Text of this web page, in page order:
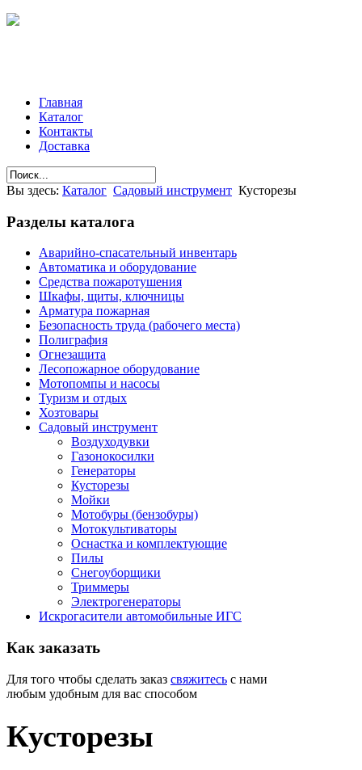
Главная
Каталог
Контакты
Доставка
Вы здесь: Каталог Садовый инструмент Кусторезы
Разделы каталога
Аварийно-спасательный инвентарь
Автоматика и оборудование
Средства пожаротушения
Шкафы, щиты, ключницы
Арматура пожарная
Безопасность труда (рабочего места)
Полиграфия
Огнезащита
Лесопожарное оборудование
Мотопомпы и насосы
Туризм и отдых
Хозтовары
Садовый инструмент
Воздуходувки
Газонокосилки
Генераторы
Кусторезы
Мойки
Мотобуры (бензобуры)
Мотокультиваторы
Оснастка и комплектующие
Пилы
Снегоуборщики
Триммеры
Электрогенераторы
Искрогасители автомобильные ИГС
Как заказать
Для того чтобы сделать заказ свяжитесь с нами
любым удобным для вас способом
Кусторезы